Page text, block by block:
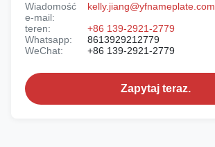
Wiadomość
e-mail:
kelly.jiang@yfnameplate.com
teren:
+86 139-2921-2779
Whatsapp:
8613929212779
WeChat:
+86 139-2921-2779
Zapytaj teraz.